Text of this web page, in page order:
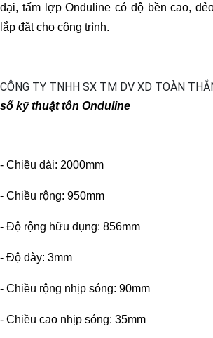
đại, tấm lợp Onduline có độ bền cao,
lắp đặt cho công trình.
số kỹ thuật tôn Onduline
- Chiều dài: 2000mm
- Chiều rộng: 950mm
- Độ rộng hữu dụng: 856mm
- Độ dày: 3mm
- Chiều rộng nhịp sóng: 90mm
- Chiều cao nhịp sóng: 35mm